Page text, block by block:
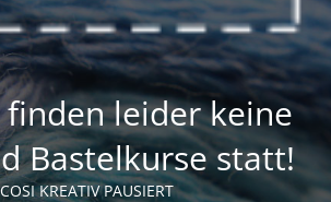
leider keine
Bastelkurse statt!
COSI KREATIV PAUSIERT